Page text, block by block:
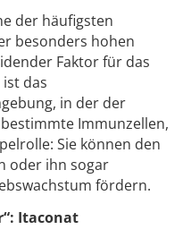
der häufigsten
besonders hohen
Faktor für das
das
in der der
Immunzellen,
Sie können den
oder ihn sogar
fördern.
Itaconat